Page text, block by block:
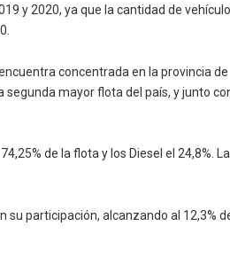
y 2020, ya que la cantidad de
concentrada en la provincia de
segunda mayor flota del país, y junto
de la flota y los Diesel el 24,8%.
su participación, alcanzando al 12,3%